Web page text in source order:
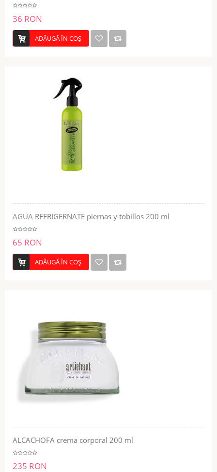
36 RON
ADĂUGĂ ÎN COŞ
AGUA REFRIGERNATE piernas y tobillos 200 ml
65 RON
ADĂUGĂ ÎN COŞ
ALCACHOFA crema corporal 200 ml
235 RON